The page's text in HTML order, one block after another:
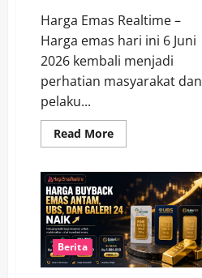
Harga Emas Realtime –
Harga emas hari ini 6 Juni
2026 kembali menjadi
perhatian masyarakat dan
pelaku...
Read MoreRead
more
Emas
Hari
Ini
6
Juni
2026
Bergerak
Positif,
Investor
Berita